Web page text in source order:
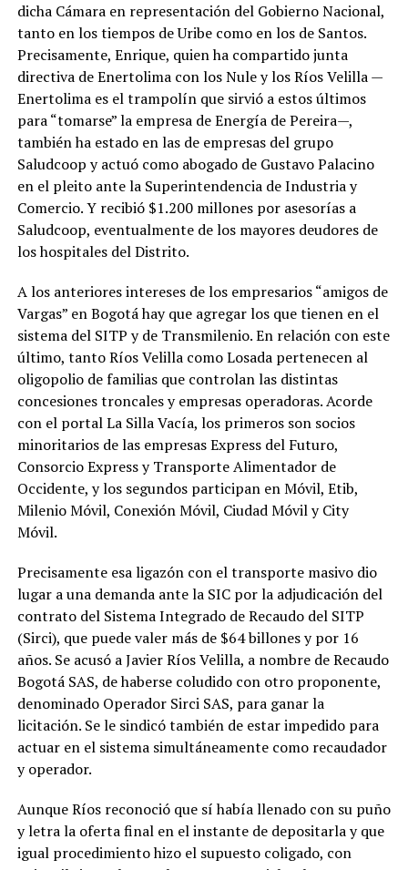
dicha Cámara en representación del Gobierno Nacional,
tanto en los tiempos de Uribe como en los de Santos.
Precisamente, Enrique, quien ha compartido junta
directiva de Enertolima con los Nule y los Ríos Velilla —
Enertolima es el trampolín que sirvió a estos últimos
para “tomarse” la empresa de Energía de Pereira—,
también ha estado en las de empresas del grupo
Saludcoop y actuó como abogado de Gustavo Palacino
en el pleito ante la Superintendencia de Industria y
Comercio. Y recibió $1.200 millones por asesorías a
Saludcoop, eventualmente de los mayores deudores de
los hospitales del Distrito.
A los anteriores intereses de los empresarios “amigos de
Vargas” en Bogotá hay que agregar los que tienen en el
sistema del SITP y de Transmilenio. En relación con este
último, tanto Ríos Velilla como Losada pertenecen al
oligopolio de familias que controlan las distintas
concesiones troncales y empresas operadoras. Acorde
con el portal La Silla Vacía, los primeros son socios
minoritarios de las empresas Express del Futuro,
Consorcio Express y Transporte Alimentador de
Occidente, y los segundos participan en Móvil, Etib,
Milenio Móvil, Conexión Móvil, Ciudad Móvil y City
Móvil.
Precisamente esa ligazón con el transporte masivo dio
lugar a una demanda ante la SIC por la adjudicación del
contrato del Sistema Integrado de Recaudo del SITP
(Sirci), que puede valer más de $64 billones y por 16
años. Se acusó a Javier Ríos Velilla, a nombre de Recaudo
Bogotá SAS, de haberse coludido con otro proponente,
denominado Operador Sirci SAS, para ganar la
licitación. Se le sindicó también de estar impedido para
actuar en el sistema simultáneamente como recaudador
y operador.
Aunque Ríos reconoció que sí había llenado con su puño
y letra la oferta final en el instante de depositarla y que
igual procedimiento hizo el supuesto coligado, con